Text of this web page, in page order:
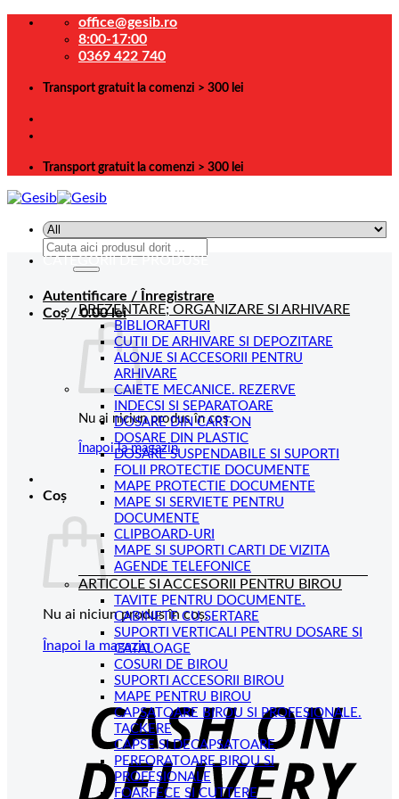
Skip
office@gesib.ro
8:00-17:00
0369 422 740
Transport gratuit la comenzi > 300 lei
Transport gratuit la comenzi > 300 lei
Caută
Autentificare / Înregistrare
Coș /0.00lei
Nu ai niciun produs în coș.
Înapoi la magazin
Coș
Nu ai niciun produs în coș.
Înapoi la magazin
CATEGORII DE PRODUSE
PREZENTARE; ORGANIZARE SI ARHIVARE
BIBLIORAFTURI
CUTII DE ARHIVARE SI DEPOZITARE
ALONJE SI ACCESORII PENTRU
ARHIVARE
CAIETE MECANICE. REZERVE
INDECSI SI SEPARATOARE
DOSARE DIN CARTON
DOSARE DIN PLASTIC
DOSARE SUSPENDABILE SI SUPORTI
FOLII PROTECTIE DOCUMENTE
MAPE PROTECTIE DOCUMENTE
MAPE SI SERVIETE PENTRU
DOCUMENTE
CLIPBOARD-URI
MAPE SI SUPORTI CARTI DE VIZITA
AGENDE TELEFONICE
ARTICOLE SI ACCESORII PENTRU BIROU
TAVITE PENTRU DOCUMENTE.
CABINETE CU SERTARE
SUPORTI VERTICALI PENTRU DOSARE SI
CATALOAGE
COSURI DE BIROU
SUPORTI ACCESORII BIROU
MAPE PENTRU BIROU
CAPSATOARE BIROU SI PROFESIONALE.
TACKERE
CAPSE SI DECAPSATOARE
PERFORATOARE BIROU SI
PROFESIONALE
FOARFECE SI CUTTERE